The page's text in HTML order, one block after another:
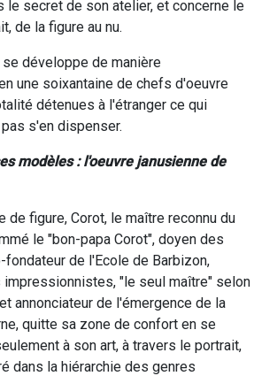
le secret de son atelier, et concerne le
de la figure au nu.
développe de manière
une soixantaine de chefs d'oeuvre
détenues à l'étranger ce qui
s'en dispenser.
modèles : l'oeuvre janusienne de
de figure, Corot, le maître reconnu du
le "bon-papa Corot", doyen des
fondateur de l'Ecole de Barbizon,
impressionnistes, "le seul maître" selon
annonciateur de l'émergence de la
quitte sa zone de confort en se
à son art, à travers le portrait,
dans la hiérarchie des genres